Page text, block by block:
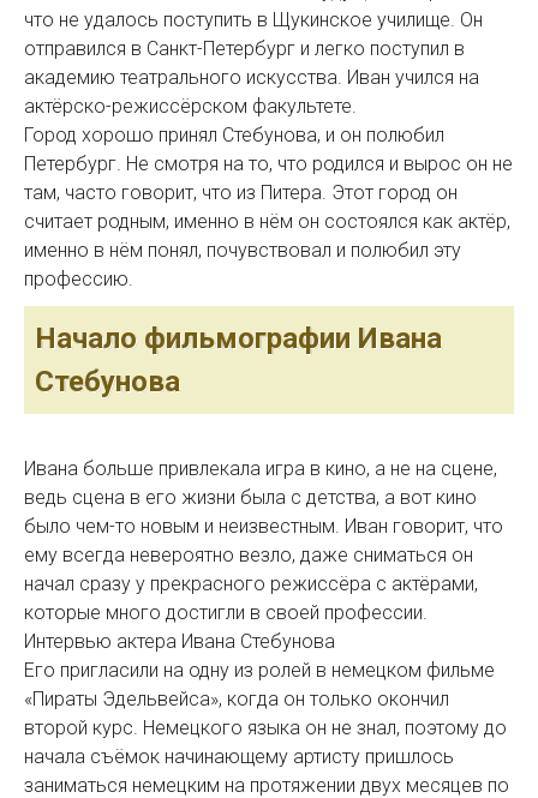
что не удалось поступить в Щукинское училище. Он
отправился в Санкт-Петербург и легко поступил в
академию театрального искусства. Иван учился на
актёрско-режиссёрском факультете.
Город хорошо принял Стебунова, и он полюбил
Петербург. Не смотря на то, что родился и вырос он не
там, часто говорит, что из Питера. Этот город он
считает родным, именно в нём он состоялся как актёр,
именно в нём понял, почувствовал и полюбил эту
профессию.
Начало фильмографии Ивана
Стебунова
Ивана больше привлекала игра в кино, а не на сцене,
ведь сцена в его жизни была с детства, а вот кино
было чем-то новым и неизвестным. Иван говорит, что
ему всегда невероятно везло, даже сниматься он
начал сразу у прекрасного режиссёра с актёрами,
которые много достигли в своей профессии.
Интервью актера Ивана Стебунова
Его пригласили на одну из ролей в немецком фильме
«Пираты Эдельвейса», когда он только окончил
второй курс. Немецкого языка он не знал, поэтому до
начала съёмок начинающему артисту пришлось
заниматься немецким на протяжении двух месяцев по